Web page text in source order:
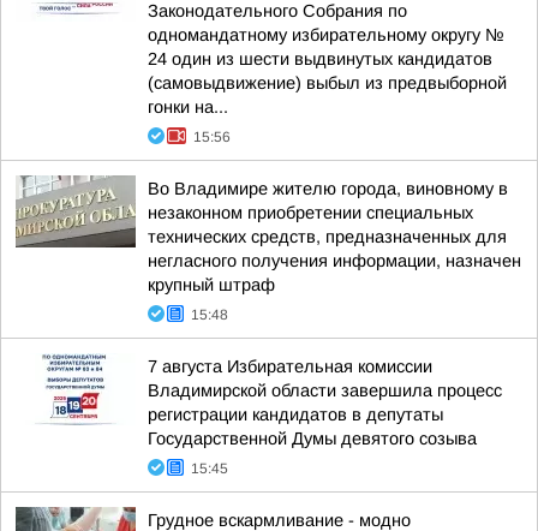
Законодательного Собрания по
одномандатному избирательному округу №
24 один из шести выдвинутых кандидатов
(самовыдвижение) выбыл из предвыборной
гонки на...
15:56
Во Владимире жителю города, виновному в
незаконном приобретении специальных
технических средств, предназначенных для
негласного получения информации, назначен
крупный штраф
15:48
7 августа Избирательная комиссии
Владимирской области завершила процесс
регистрации кандидатов в депутаты
Государственной Думы девятого созыва
15:45
Грудное вскармливание - модно